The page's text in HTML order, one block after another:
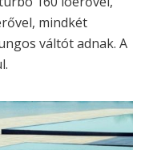
mindkét
váltót adnak. A